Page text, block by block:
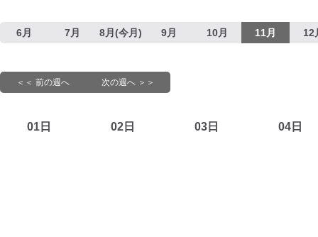
6月 7月 8月(今月) 9月 10月 11月 12
＜＜ 前の週へ 次の週へ ＞＞
01日 02日 03日 04日